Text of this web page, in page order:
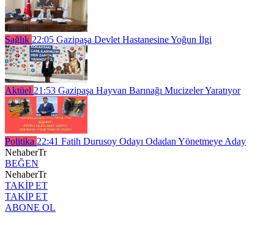
Sağlık 22:05 Gazipaşa Devlet Hastanesine Yoğun İlgi
Aktüel 21:53 Gazipaşa Hayvan Barınağı Mucizeler Yaratıyor
Politika 22:41 Fatih Durusoy Odayı Odadan Yönetmeye Aday
NehaberTr
BEĞEN
NehaberTr
TAKİP ET
TAKİP ET
ABONE OL